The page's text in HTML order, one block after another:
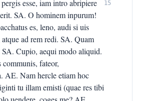
esse, iam intro abripiere
SA. O hominem inpurum!
es, leno, audi si uis
ad rem redi. SA. Quam
Cupio, aequi modo aliquid.
fateor,
AE. Nam hercle etiam hoc
tu illam emisti (quae res tibi
15